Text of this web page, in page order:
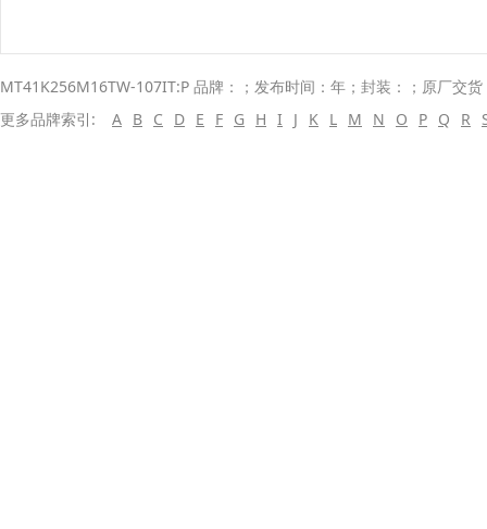
MT41K256M16TW-107IT:P 品牌：；发布时间：年；封装：；原厂交
更多品牌索引:
A B C D E F G H I J K L M N O P Q R